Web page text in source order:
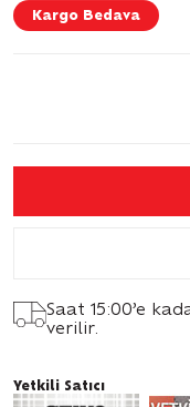
Kargo Bedava
Saat 15:00’e
verilir.
Yetkili Satıcı